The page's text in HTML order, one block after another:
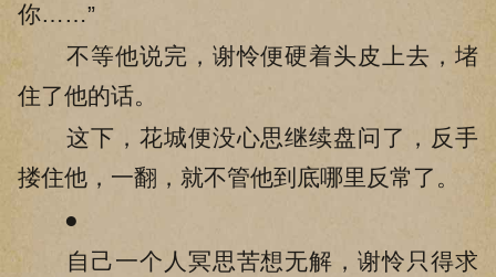
你……”
不等他说完，谢怜便硬着头皮上去，堵
住了他的话。
这下，花城便没心思继续盘问了，反手
搂住他，一翻，就不管他到底哪里反常了。
●
自己一个人冥思苦想无解，谢怜只得求